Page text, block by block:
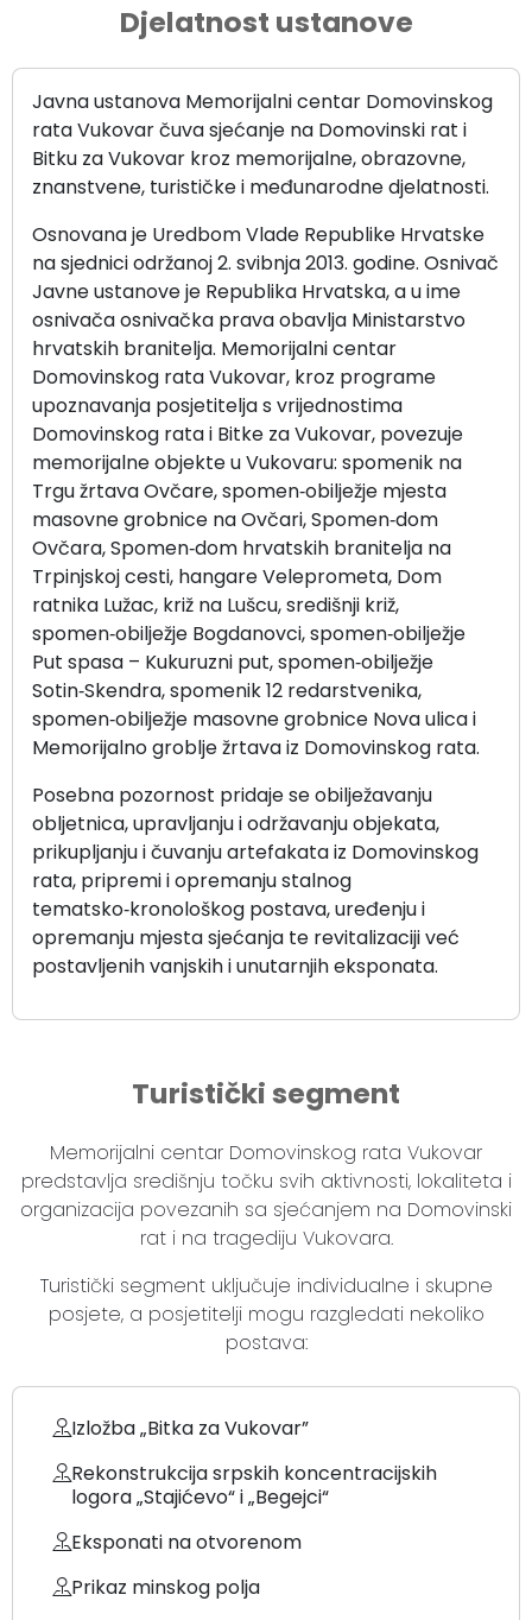
Djelatnost ustanove
Javna ustanova Memorijalni centar Domovinskog
rata Vukovar čuva sjećanje na Domovinski rat i
Bitku za Vukovar kroz memorijalne, obrazovne,
znanstvene, turističke i međunarodne djelatnosti.
Osnovana je Uredbom Vlade Republike Hrvatske
na sjednici održanoj 2. svibnja 2013. godine. Osnivač
Javne ustanove je Republika Hrvatska, a u ime
osnivača osnivačka prava obavlja Ministarstvo
hrvatskih branitelja. Memorijalni centar
Domovinskog rata Vukovar, kroz programe
upoznavanja posjetitelja s vrijednostima
Domovinskog rata i Bitke za Vukovar, povezuje
memorijalne objekte u Vukovaru: spomenik na
Trgu žrtava Ovčare, spomen‑obilježje mjesta
masovne grobnice na Ovčari, Spomen‑dom
Ovčara, Spomen‑dom hrvatskih branitelja na
Trpinjskoj cesti, hangare Veleprometa, Dom
ratnika Lužac, križ na Lušcu, središnji križ,
spomen‑obilježje Bogdanovci, spomen‑obilježje
Put spasa – Kukuruzni put, spomen‑obilježje
Sotin‑Skendra, spomenik 12 redarstvenika,
spomen‑obilježje masovne grobnice Nova ulica i
Memorijalno groblje žrtava iz Domovinskog rata.
Posebna pozornost pridaje se obilježavanju
obljetnica, upravljanju i održavanju objekata,
prikupljanju i čuvanju artefakata iz Domovinskog
rata, pripremi i opremanju stalnog
tematsko‑kronološkog postava, uređenju i
opremanju mjesta sjećanja te revitalizaciji već
postavljenih vanjskih i unutarnjih eksponata.
Turistički segment
Memorijalni centar Domovinskog rata Vukovar
predstavlja središnju točku svih aktivnosti, lokaliteta i
organizacija povezanih sa sjećanjem na Domovinski
rat i na tragediju Vukovara.
Turistički segment uključuje individualne i skupne
posjete, a posjetitelji mogu razgledati nekoliko
postava:
Izložba „Bitka za Vukovar”
Rekonstrukcija srpskih koncentracijskih
logora „Stajićevo“ i „Begejci“
Eksponati na otvorenom
Prikaz minskog polja